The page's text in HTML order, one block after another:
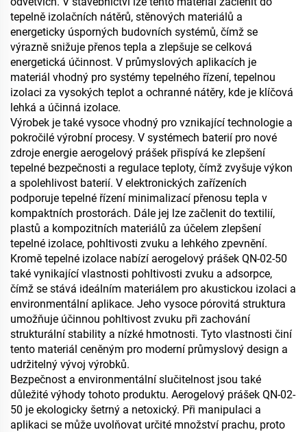
tepelně izolačních nátěrů, stěnových materiálů a
energeticky úsporných budovních systémů, čímž se
výrazně snižuje přenos tepla a zlepšuje se celková
energetická účinnost. V průmyslových aplikacích je
materiál vhodný pro systémy tepelného řízení, tepelnou
izolaci za vysokých teplot a ochranné nátěry, kde je klíčová
lehká a účinná izolace.
Výrobek je také vysoce vhodný pro vznikající technologie a
pokročilé výrobní procesy. V systémech baterií pro nové
zdroje energie aerogelový prášek přispívá ke zlepšení
tepelné bezpečnosti a regulace teploty, čímž zvyšuje výkon
a spolehlivost baterií. V elektronických zařízeních
podporuje tepelné řízení minimalizací přenosu tepla v
kompaktních prostorách. Dále jej lze začlenit do textilií,
plastů a kompozitních materiálů za účelem zlepšení
tepelné izolace, pohltivosti zvuku a lehkého zpevnění.
Kromě tepelné izolace nabízí aerogelový prášek QN-02-50
také vynikající vlastnosti pohltivosti zvuku a adsorpce,
čímž se stává ideálním materiálem pro akustickou izolaci a
environmentální aplikace. Jeho vysoce pórovitá struktura
umožňuje účinnou pohltivost zvuku při zachování
strukturální stability a nízké hmotnosti. Tyto vlastnosti činí
tento materiál ceněným pro moderní průmyslový design a
udržitelný vývoj výrobků.
Bezpečnost a environmentální slučitelnost jsou také
důležité výhody tohoto produktu. Aerogelový prášek QN-02-
50 je ekologicky šetrný a netoxický. Při manipulaci a
aplikaci se může uvolňovat určité množství prachu, proto